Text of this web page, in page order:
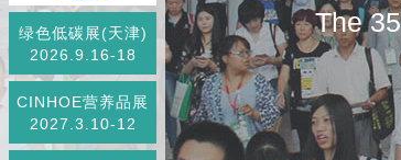
The 35
绿色低碳展(天津)
2026.9.16-18
CINHOE营养品展
2027.3.10-12